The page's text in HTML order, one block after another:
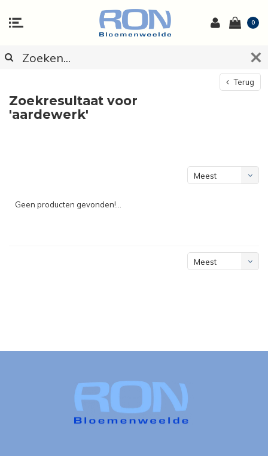
0
Terug
Zoekresultaat voor
'aardewerk'
Meest
Geen producten gevonden!...
Meest